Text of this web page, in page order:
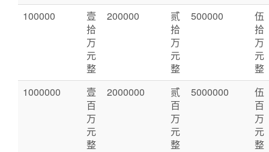
100000
壹
拾
万
元
整
200000
贰
拾
万
元
整
500000
伍
拾
万
元
整
1000000
壹
百
万
元
整
2000000
贰
百
万
元
整
5000000
伍
百
万
元
整